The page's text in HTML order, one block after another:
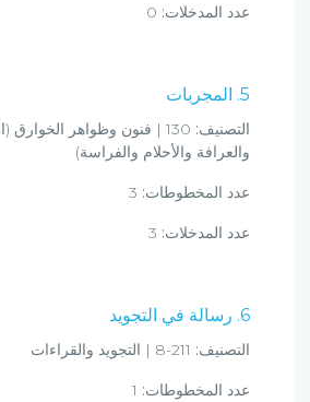
عدد المدخلات:
5. المجربات
التصنيف:
130 | فنون وظواهر الخوارق
والعرافة والأحلام والفراسة)
عدد المخطوطات:
عدد المدخلات:
6. رسالة في التجويد
التصنيف:
عدد المخطوطات: